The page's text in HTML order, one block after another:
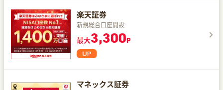
楽天証券
新規総合口座開設
最大3,300P
マネックス証券